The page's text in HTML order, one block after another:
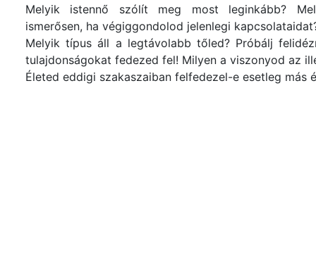
Melyik istennő szólít meg most leginkább?
ismerősen, ha végiggondolod jelenlegi
Melyik típus áll a legtávolabb tőled? Próbálj
tulajdonságokat fedezed fel! Milyen a viszonyod az
Életed eddigi szakaszaiban felfedezel-e esetleg más